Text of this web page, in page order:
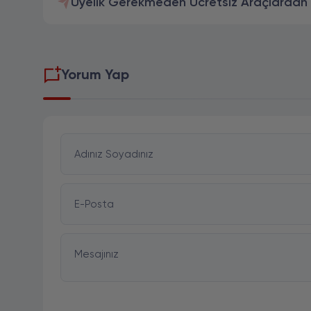
Üyelik Gerekmeden Ücretsiz Araçlardan
Yorum Yap
Adınız Soyadınız
E-Posta
Mesajınız